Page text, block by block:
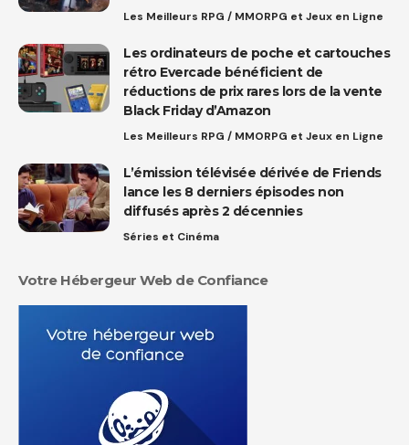
Les Meilleurs RPG / MMORPG et Jeux en Ligne
Les ordinateurs de poche et cartouches
rétro Evercade bénéficient de
réductions de prix rares lors de la vente
Black Friday d’Amazon
Les Meilleurs RPG / MMORPG et Jeux en Ligne
L’émission télévisée dérivée de Friends
lance les 8 derniers épisodes non
diffusés après 2 décennies
Séries et Cinéma
Votre Hébergeur Web de Confiance